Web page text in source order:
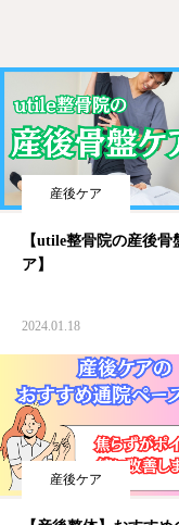
産後ケア
【utile整骨院の産後骨
ア】
2024.01.18
産後ケア